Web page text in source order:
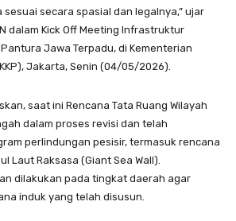
secara spasial dan legalnya,” ujar
dalam Kick Off Meeting Infrastruktur
Jawa Terpadu, di Kementerian
Jakarta, Senin (04/05/2026).
saat ini Rencana Tata Ruang Wilayah
dalam proses revisi dan telah
perlindungan pesisir, termasuk rencana
Laut Raksasa (Giant Sea Wall).
dilakukan pada tingkat daerah agar
induk yang telah disusun.